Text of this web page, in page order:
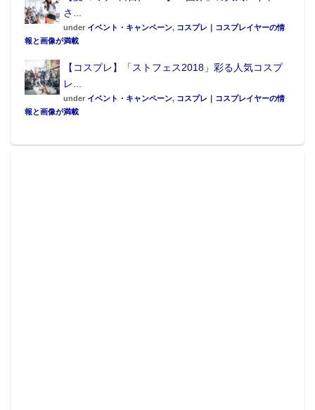
さ...
under イベント・キャンペーン, コスプレ｜コスプレイヤーの情
報と画像が満載
【コスプレ】「ストフェス2018」彩る人気コスプ
レ...
under イベント・キャンペーン, コスプレ｜コスプレイヤーの情
報と画像が満載